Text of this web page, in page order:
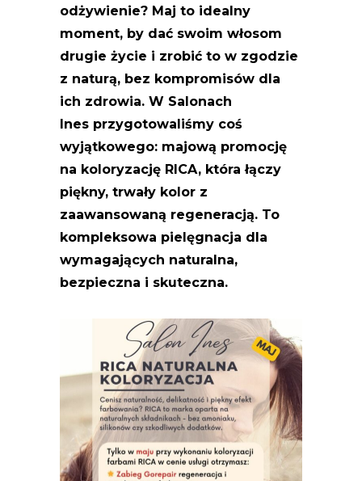
odżywienie? Maj to idealny
moment, by dać swoim włosom
drugie życie i zrobić to w zgodzie
z naturą, bez kompromisów dla
ich zdrowia. W Salonach
Ines przygotowaliśmy coś
wyjątkowego: majową promocję
na koloryzację RICA, która łączy
piękny, trwały kolor z
zaawansowaną regeneracją. To
kompleksowa pielęgnacja dla
wymagających naturalna,
bezpieczna i skuteczna.